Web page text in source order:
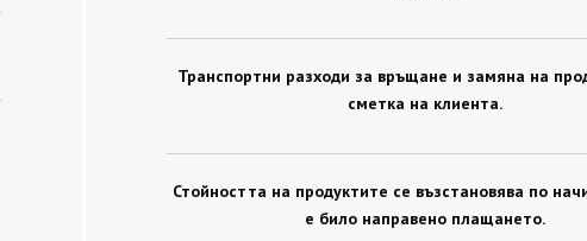
Транспортни разходи за връщане и замяна на
сметка на клиента.
Стойността на продуктите се възстановява по
е било направено плащането.